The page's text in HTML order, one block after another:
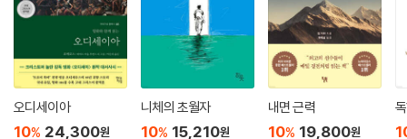
오디세이아
10% 24,300원
니체의 초월자
10% 15,210원
내면 근력
10% 19,800원